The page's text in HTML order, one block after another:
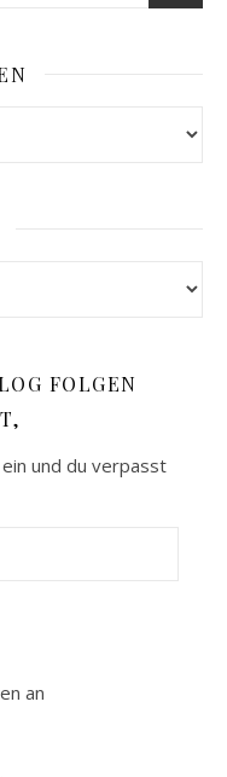
FOLGEN
und du verpasst
an